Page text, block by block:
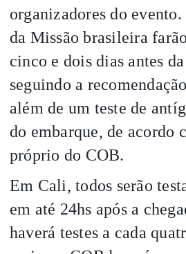
organizadores do
da Missão brasileira
cinco e dois dias antes
seguindo a
além de um teste de
do embarque, de acordo
próprio do COB.
Em Cali, todos serão
em até 24hs após a
haverá testes a cada